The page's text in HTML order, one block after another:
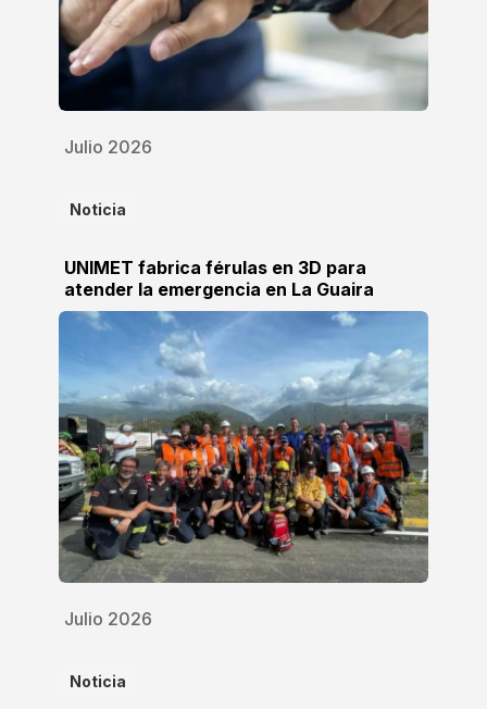
Julio 2026
Noticia
UNIMET fabrica férulas en 3D para
atender la emergencia en La Guaira
Julio 2026
Noticia